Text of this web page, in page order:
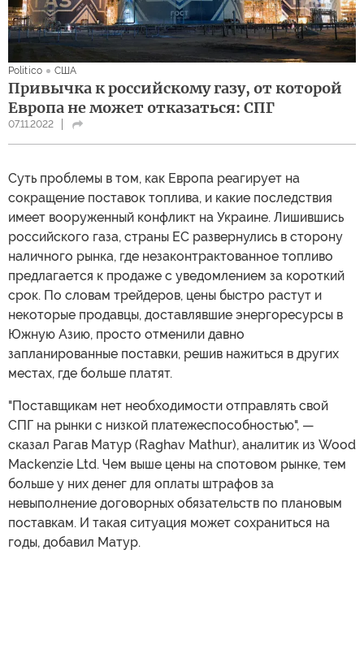
Politico США
Привычка к российскому газу, от которой
Европа не может отказаться: СПГ
07.11.2022
Суть проблемы в том, как Европа реагирует на
сокращение поставок топлива, и какие последствия
имеет вооруженный конфликт на Украине. Лишившись
российского газа, страны ЕС развернулись в сторону
наличного рынка, где незаконтрактованное топливо
предлагается к продаже с уведомлением за короткий
срок. По словам трейдеров, цены быстро растут и
некоторые продавцы, доставлявшие энергоресурсы в
Южную Азию, просто отменили давно
запланированные поставки, решив нажиться в других
местах, где больше платят.
"Поставщикам нет необходимости отправлять свой
СПГ на рынки с низкой платежеспособностью", —
сказал Рагав Матур (Raghav Mathur), аналитик из Wood
Mackenzie Ltd. Чем выше цены на спотовом рынке, тем
больше у них денег для оплаты штрафов за
невыполнение договорных обязательств по плановым
поставкам. И такая ситуация может сохраниться на
годы, добавил Матур.